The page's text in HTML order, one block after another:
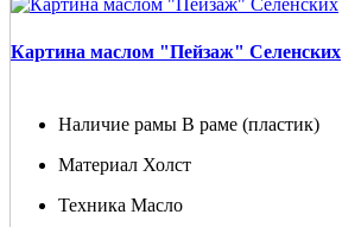
Картина маслом "Пейзаж" Селенских
Наличие рамы В раме (пластик)
Материал Холст
Техника Масло